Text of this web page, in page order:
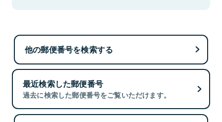
他の郵便番号を検索する
最近検索した郵便番号
過去に検索した郵便番号をご覧いただけます。